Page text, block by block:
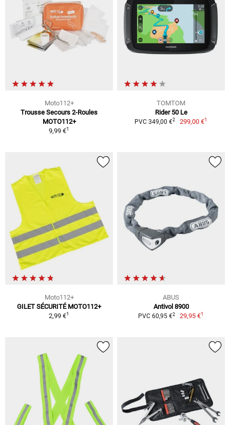
Moto112+
Trousse Secours 2-Roules
MOTO112+
9,99 €1
TOMTOM
Rider 50 Le
PVC 349,00 €2 299,00 €1
Moto112+
GILET SÉCURITÉ MOTO112+
2,99 €1
ABUS
Antivol 8900
PVC 60,95 €2 29,95 €1